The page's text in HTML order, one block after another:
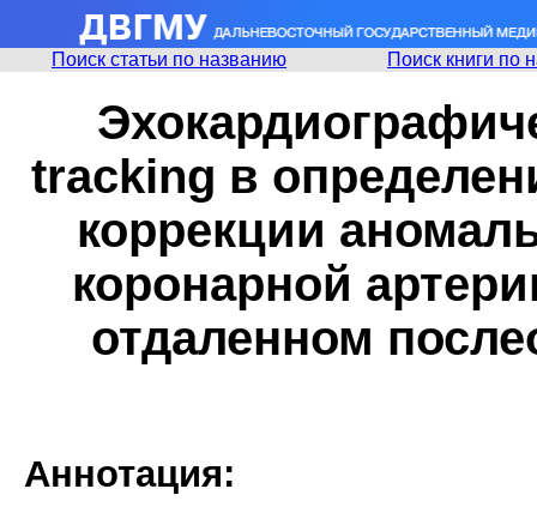
Поиск статьи по названию Поиск книги по
tracking в
коррекции
коронарной
отдаленном
Аннотация: